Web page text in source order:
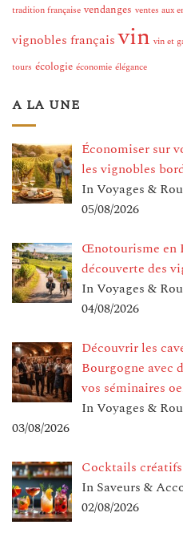
tradition française vendanges ventes aux
vignobles français vin vin et
tours écologie économie élégance
A LA UNE
Économiser sur
les vignobles
In Voyages &
05/08/2026
Œnotourisme en
découverte des
In Voyages &
04/08/2026
Découvrir les
Bourgogne avec
vos séminaires
In Voyages &
03/08/2026
Cocktails
In Saveurs &
02/08/2026